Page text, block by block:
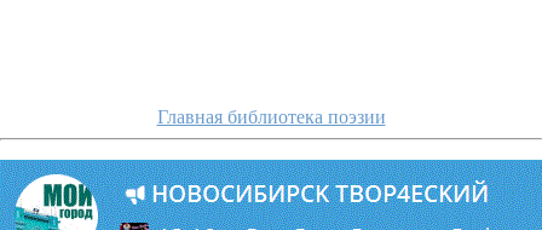
Главная библиотека поэзии